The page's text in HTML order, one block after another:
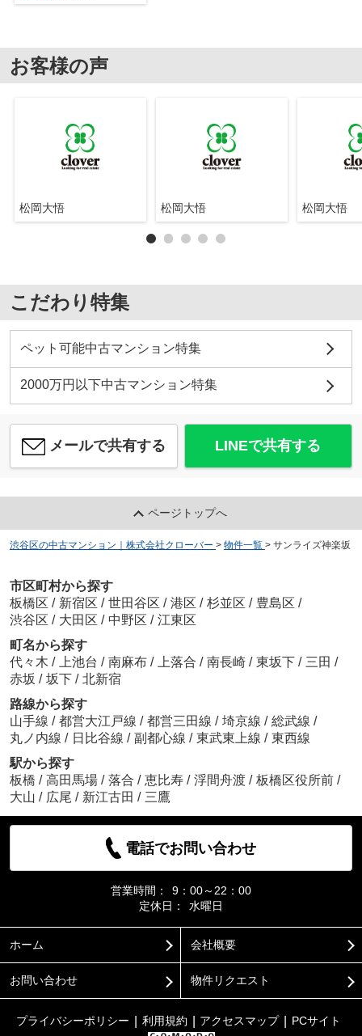
お客様の声
松岡大悟 松岡大悟 松岡大悟
こだわり特集
ペット可能中古マンション特集
2000万円以下中古マンション特集
メールで共有する LINEで共有する
ページトップへ
渋谷区の中古マンション｜株式会社クローバー > 物件一覧 > サンライズ神楽坂
市区町村から探す
板橋区 / 新宿区 / 世田谷区 / 港区 / 杉並区 / 豊島区 /
渋谷区 / 大田区 / 中野区 / 江東区
町名から探す
代々木 / 上池台 / 南麻布 / 上落合 / 南長崎 / 東坂下 / 三田 /
赤坂 / 坂下 / 北新宿
路線から探す
山手線 / 都営大江戸線 / 都営三田線 / 埼京線 / 総武線 /
丸ノ内線 / 日比谷線 / 副都心線 / 東武東上線 / 東西線
駅から探す
板橋 / 高田馬場 / 落合 / 恵比寿 / 浮間舟渡 / 板橋区役所前 /
大山 / 広尾 / 新江古田 / 三鷹
電話でお問い合わせ
営業時間：
9：00～22：00
定休日：
水曜日
ホーム 会社概要
お問い合わせ 物件リクエスト
プライバシーポリシー 利用規約 アクセスマップ PCサイト